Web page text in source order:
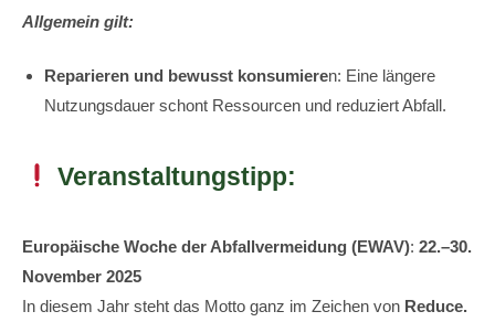
Allgemein gilt:
Reparieren und bewusst konsumieren: Eine längere
Nutzungsdauer schont Ressourcen und reduziert Abfall.
Veranstaltungstipp:
Europäische Woche der Abfallvermeidung (EWAV): 22.–30.
November 2025
In diesem Jahr steht das Motto ganz im Zeichen von Reduce.